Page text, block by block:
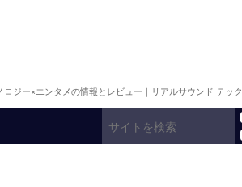
ロジー×エンタメの情報とレビュー｜リアルサウンド テック